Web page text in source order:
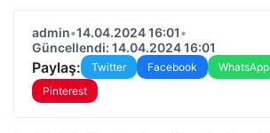
admin•14.04.2024 16:01•
Güncellendi: 14.04.2024 16:01
Paylaş: Twitter Facebook WhatsApp
Pinterest